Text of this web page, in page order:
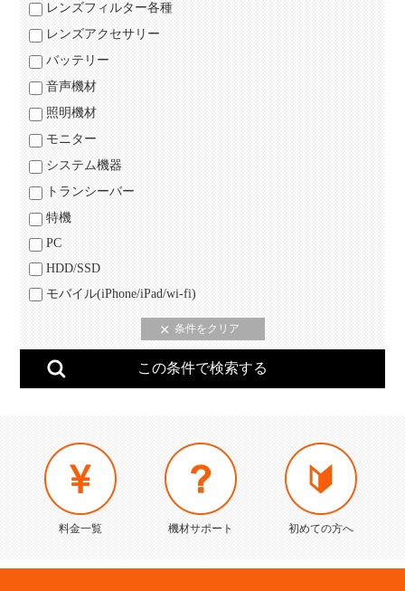
レンズフィルター各種
レンズアクセサリー
バッテリー
音声機材
照明機材
モニター
システム機器
トランシーバー
特機
PC
HDD/SSD
モバイル(iPhone/iPad/wi-fi)
料金一覧 機材サポート 初めての方へ